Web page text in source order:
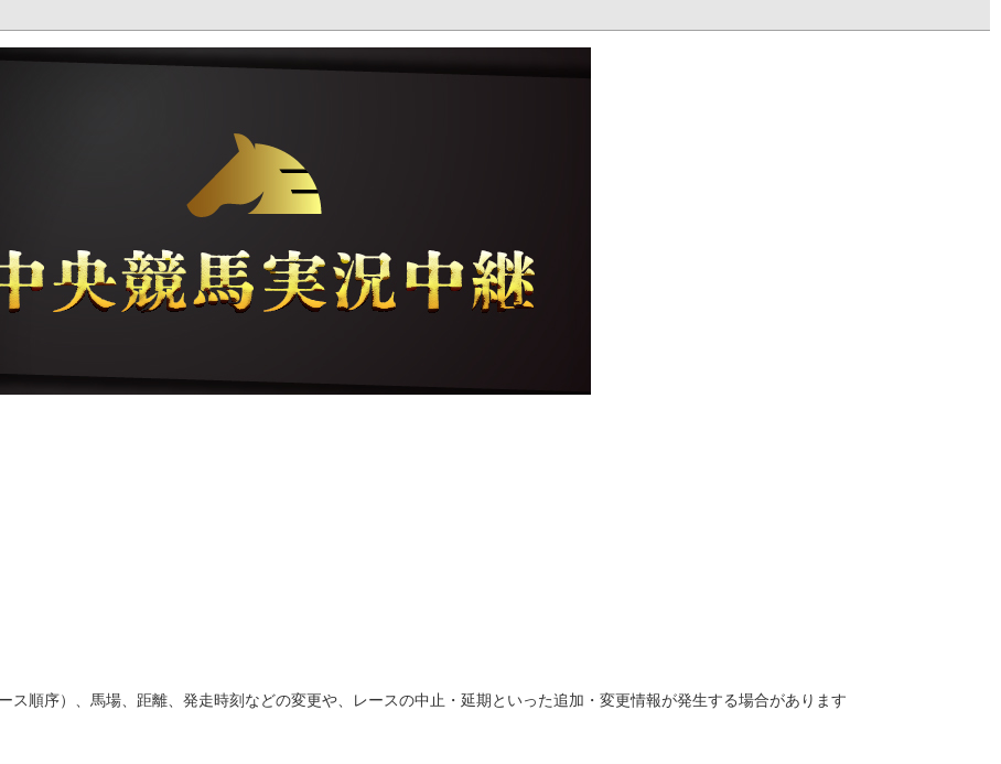
順序）、馬場、距離、発走時刻などの変更や、レースの中止・延期といった追加・変更情報が発生する場合があります